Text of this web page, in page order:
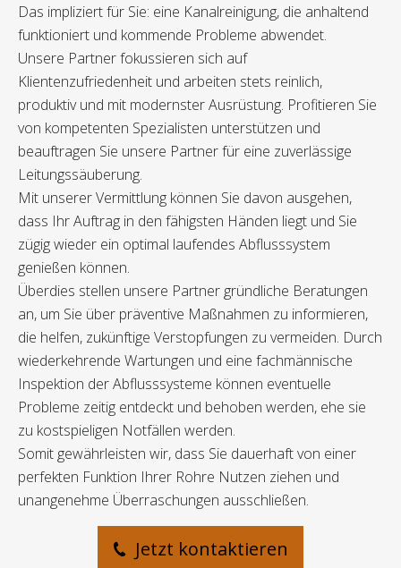
Das impliziert für Sie: eine Kanalreinigung, die anhaltend
funktioniert und kommende Probleme abwendet.
Unsere Partner fokussieren sich auf
Klientenzufriedenheit und arbeiten stets reinlich,
produktiv und mit modernster Ausrüstung. Profitieren Sie
von kompetenten Spezialisten unterstützen und
beauftragen Sie unsere Partner für eine zuverlässige
Leitungssäuberung.
Mit unserer Vermittlung können Sie davon ausgehen,
dass Ihr Auftrag in den fähigsten Händen liegt und Sie
zügig wieder ein optimal laufendes Abflusssystem
genießen können.
Überdies stellen unsere Partner gründliche Beratungen
an, um Sie über präventive Maßnahmen zu informieren,
die helfen, zukünftige Verstopfungen zu vermeiden. Durch
wiederkehrende Wartungen und eine fachmännische
Inspektion der Abflusssysteme können eventuelle
Probleme zeitig entdeckt und behoben werden, ehe sie
zu kostspieligen Notfällen werden.
Somit gewährleisten wir, dass Sie dauerhaft von einer
perfekten Funktion Ihrer Rohre Nutzen ziehen und
unangenehme Überraschungen ausschließen.
Jetzt kontaktieren